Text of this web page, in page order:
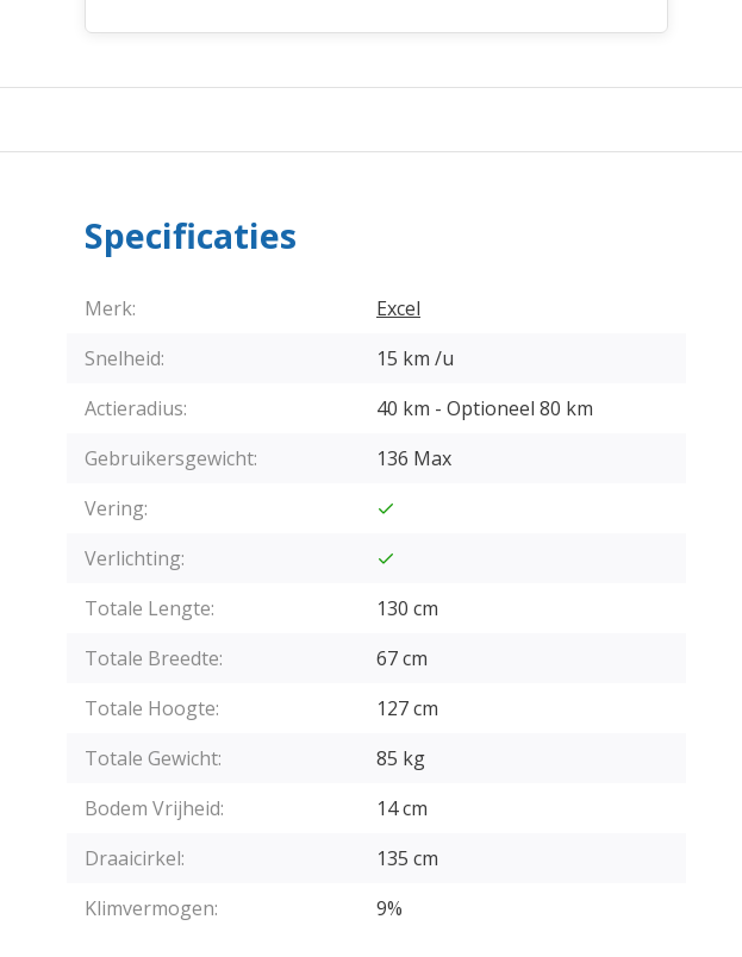
Specificaties
Merk:
Excel
Snelheid:
15 km /u
Actieradius:
40 km - Optioneel 80 km
Gebruikersgewicht:
136 Max
Vering:
Verlichting:
Totale Lengte:
130 cm
Totale Breedte:
67 cm
Totale Hoogte:
127 cm
Totale Gewicht:
85 kg
Bodem Vrijheid:
14 cm
Draaicirkel:
135 cm
Klimvermogen:
9%